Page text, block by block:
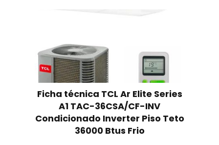
Ficha técnica TCL Ar Elite Series
A1 TAC-36CSA/CF-INV
Condicionado Inverter Piso Teto
36000 Btus Frio